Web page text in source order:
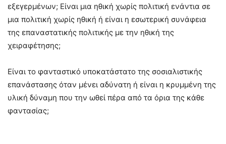
εξεγερμένων; Είναι μια ηθική χωρίς πολιτική ενάντια σε
μια πολιτική χωρίς ηθική ή είναι η εσωτερική συνάφεια
της επαναστατικής πολιτικής με την ηθική της
χειραφέτησης;
Είναι το φανταστικό υποκατάστατο της σοσιαλιστικής
επανάστασης όταν μένει αδύνατη ή είναι η κρυμμένη της
υλική δύναμη που την ωθεί πέρα από τα όρια της κάθε
φαντασίας;